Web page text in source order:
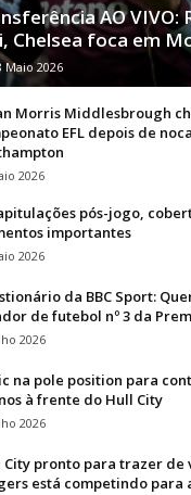
AO VIVO:
Chelsea foca em
Maio 2026
Morris Middlesbrough
EFL depois de
2026
pós-jogo,
importantes
2026
da BBC Sport:
de futebol nº 3 da
2026
na pole position para
à frente do Hull City
2026
City pronto para trazer
está competindo para